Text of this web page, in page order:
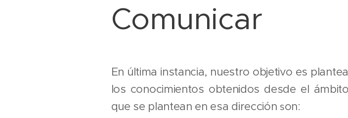
Comunicar
En última instancia, nuestro objetivo es
los conocimientos obtenidos desde el
que se plantean en esa dirección son: